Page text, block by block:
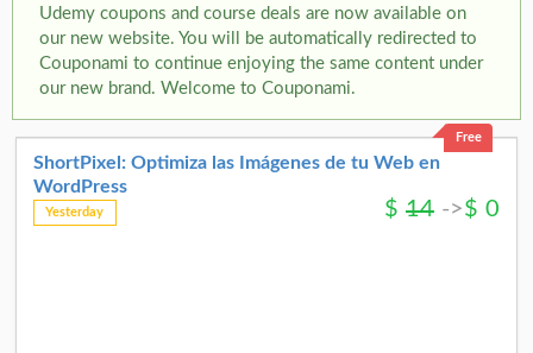
Udemy coupons and course deals are now available on
our new website. You will be automatically redirected to
Couponami to continue enjoying the same content under
our new brand. Welcome to Couponami.
Free
ShortPixel: Optimiza las Imágenes de tu Web en
WordPress
Yesterday $ 14 ->$ 0